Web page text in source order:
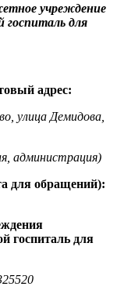
учреждение
госпиталь для
адрес:
улица Демидова,
администрация)
для обращений):
госпиталь для